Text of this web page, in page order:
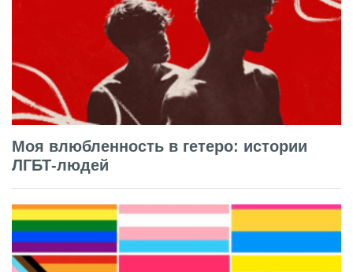
Моя влюбленность в гетеро: истории
ЛГБТ-людей